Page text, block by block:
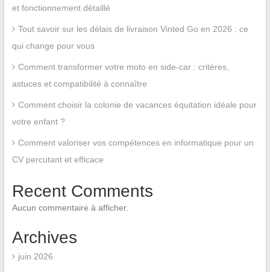
et fonctionnement détaillé
Tout savoir sur les délais de livraison Vinted Go en 2026 : ce
qui change pour vous
Comment transformer votre moto en side-car : critères,
astuces et compatibilité à connaître
Comment choisir la colonie de vacances équitation idéale pour
votre enfant ?
Comment valoriser vos compétences en informatique pour un
CV percutant et efficace
Recent Comments
Aucun commentaire à afficher.
Archives
juin 2026